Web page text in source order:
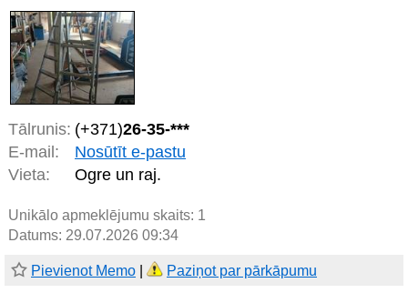
Tālrunis: (+371)26-35-***
E-mail:
Nosūtīt e-pastu
Vieta:
Ogre un raj.
Unikālo apmeklējumu skaits: 1
Datums: 29.07.2026 09:34
Pievienot Memo Paziņot par pārkāpumu